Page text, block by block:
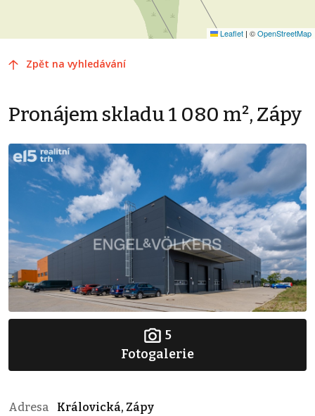
Leaflet | ©OpenStreetMap
Zpět na vyhledávání
Pronájem skladu 1 080 m², Zápy
5
Fotogalerie
Adresa
Královická, Zápy